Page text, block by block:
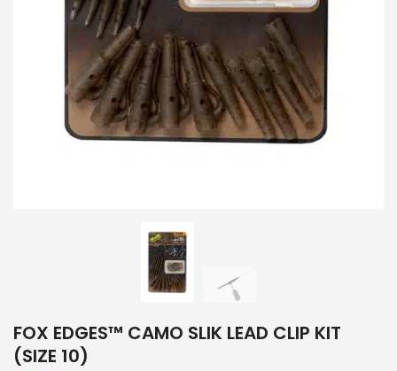
FOX EDGES™ CAMO SLIK LEAD CLIP KIT
(SIZE 10)